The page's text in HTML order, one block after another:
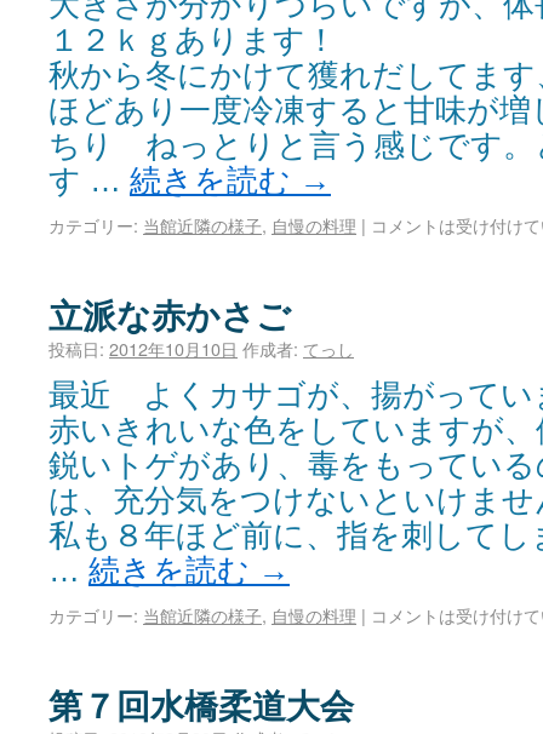
１２ｋｇあります！
秋から冬にかけて獲れだしてま
ほどあり一度冷凍すると甘味が
ちり ねっとりと言う感じです。
す … 続きを読む →
カテゴリー: 当館近隣の様子, 自慢の料理 | コメントは受け付け
立派な赤かさご
投稿日: 2012年10月10日 作成者: てっし
最近 よくカサゴが、揚がってい
赤いきれいな色をしていますが
鋭いトゲがあり、毒をもってい
は、充分気をつけないといけませ
私も８年ほど前に、指を刺して
… 続きを読む →
カテゴリー: 当館近隣の様子, 自慢の料理 | コメントは受け付け
第７回水橋柔道大会